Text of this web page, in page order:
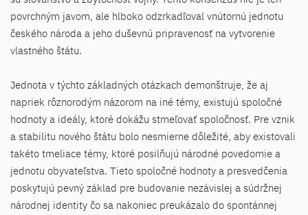
povrchným javom, ale hlboko odzrkadľoval vnútornú jednotu
českého národa a jeho duševnú pripravenosť na vytvorenie
vlastného štátu.
Jednota v týchto základných otázkach demonštruje, že aj
napriek rôznorodým názorom na iné témy, existujú spoločné
hodnoty a ideály, ktoré dokážu stmeľovať spoločnosť. Pre vznik
a stabilitu nového štátu bolo nesmierne dôležité, aby existovali
takéto tmeliace témy, ktoré posilňujú národné povedomie a
jednotu obyvateľstva. Tieto spoločné hodnoty a presvedčenia
poskytujú pevný základ pre budovanie nezávislej a súdržnej
národnej identity čo sa nakoniec preukázalo do spontánnej